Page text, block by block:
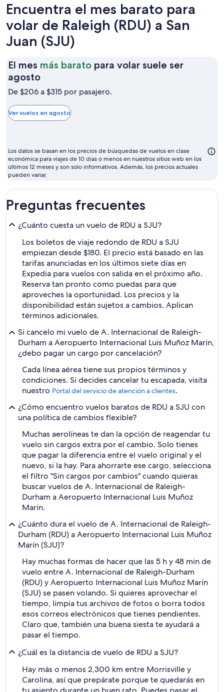
Encuentra el mes barato para
volar de Raleigh (RDU) a San
Juan (SJU)
El mes más barato para volar suele ser
agostoEl
mes
barato
para
suele
ser
agosto
De $206 a $315 por pasajero.
Ver vuelos en agosto
Los datos se basan en los precios de búsquedas de vuelos en clase
económica para viajes de 10 días o menos en nuestros sitios web en los
últimos 12 meses y son solo informativos. Además, los precios actuales
pueden variar.
Preguntas frecuentes
¿Cuánto cuesta un vuelo de RDU a SJU?
Los boletos de viaje redondo de RDU a SJU
empiezan desde $180. El precio está basado en las
tarifas anunciadas en los últimos siete días en
Expedia para vuelos con salida en el próximo año.
Reserva tan pronto como puedas para que
aproveches la oportunidad. Los precios y la
disponibilidad están sujetos a cambios. Aplican
términos adicionales.
Si cancelo mi vuelo de A. Internacional de Raleigh-
Durham a Aeropuerto Internacional Luis Muñoz Marín,
¿debo pagar un cargo por cancelación?
Cada línea aérea tiene sus propios términos y
condiciones. Si decides cancelar tu escapada, visita
nuestro Portal del servicio de atención a clientes.
¿Cómo encuentro vuelos baratos de RDU a SJU con
una política de cambios flexible?
Muchas aerolíneas te dan la opción de reagendar tu
vuelo sin cargos extra por el cambio. Solo tienes
que pagar la diferencia entre el vuelo original y el
nuevo, si la hay. Para ahorrarte ese cargo, selecciona
el filtro "Sin cargos por cambios" cuando quieras
buscar vuelos de A. Internacional de Raleigh-
Durham a Aeropuerto Internacional Luis Muñoz
Marín.
¿Cuánto dura el vuelo de A. Internacional de Raleigh-
Durham (RDU) a Aeropuerto Internacional Luis Muñoz
Marín (SJU)?
Hay muchas formas de hacer que las 5 h y 48 min de
vuelo entre A. Internacional de Raleigh-Durham
(RDU) y Aeropuerto Internacional Luis Muñoz Marín
(SJU) se pasen volando. Si quieres aprovechar el
tiempo, limpia tus archivos de fotos o borra todos
esos correos electrónicos que tienes pendientes.
Claro que, también una buena siesta te ayudará a
pasar el tiempo.
¿Cuál es la distancia de vuelo de RDU a SJU?
Hay más o menos 2,300 km entre Morrisville y
Carolina, así que prepárate porque te quedarás en